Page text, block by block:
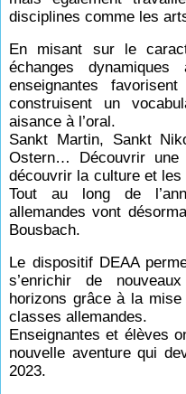
disciplines comme les
En misant sur le
échanges
enseignantes
construisent un
aisance à l’oral.
Sankt Martin, Sankt
Ostern… Découvrir une
découvrir la culture et
Tout au long de
allemandes vont
Bousbach.
Le dispositif DEAA
s’enrichir de
horizons grâce à la mise
classes allemandes.
Enseignantes et élèves
nouvelle aventure qui
2023.